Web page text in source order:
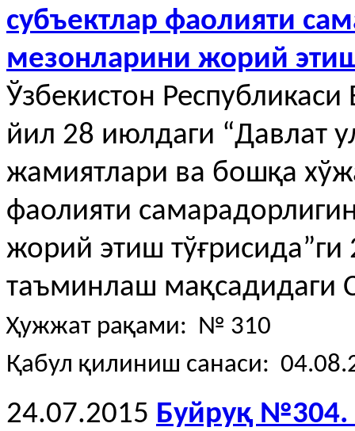
субъектлар фаолияти
мезонларини жорий
Ўзбекистон
йил 28 июлдаги “Давлат
жамиятлари ва бошқа
фаолияти
жорий этиш
таъминлаш мақсадидаги
Ҳужжат рақами: № 310
Қабул қилиниш санаси:
24.07.2015 Буйруқ №304.